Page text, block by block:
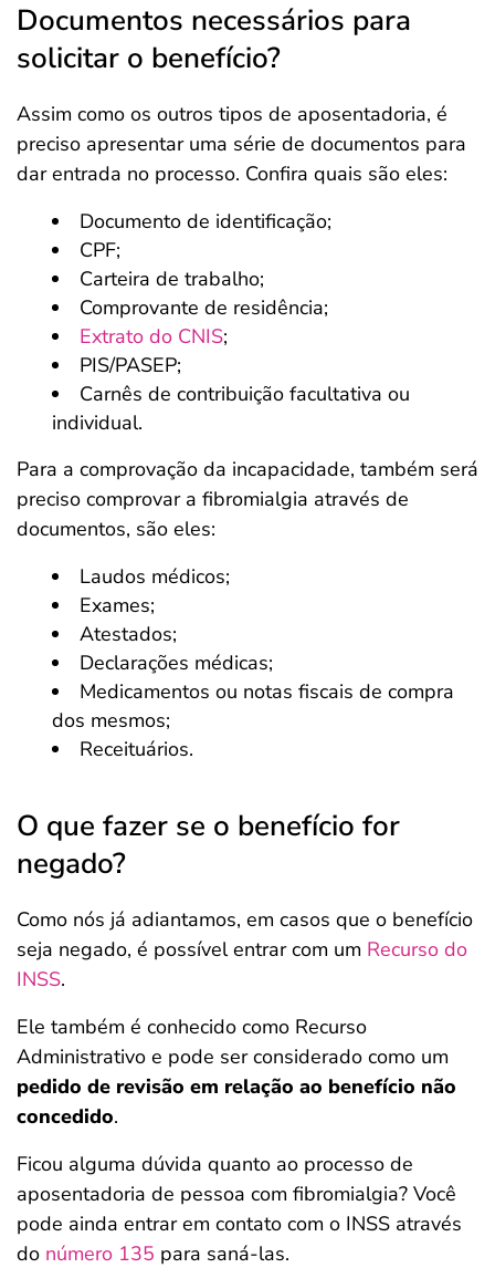
Documentos necessários para
solicitar o benefício?
Assim como os outros tipos de aposentadoria, é
preciso apresentar uma série de documentos para
dar entrada no processo. Confira quais são eles:
Documento de identificação;
CPF;
Carteira de trabalho;
Comprovante de residência;
Extrato do CNIS;
PIS/PASEP;
Carnês de contribuição facultativa ou
individual.
Para a comprovação da incapacidade, também será
preciso comprovar a fibromialgia através de
documentos, são eles:
Laudos médicos;
Exames;
Atestados;
Declarações médicas;
Medicamentos ou notas fiscais de compra
dos mesmos;
Receituários.
O que fazer se o benefício for
negado?
Como nós já adiantamos, em casos que o benefício
seja negado, é possível entrar com um Recurso do
INSS.
Ele também é conhecido como Recurso
Administrativo e pode ser considerado como um
pedido de revisão em relação ao benefício não
concedido.
Ficou alguma dúvida quanto ao processo de
aposentadoria de pessoa com fibromialgia? Você
pode ainda entrar em contato com o INSS através
do número 135 para saná-las.